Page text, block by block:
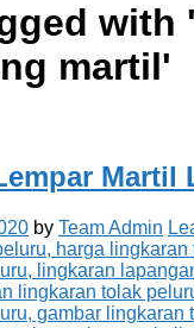
with '
martil'
Martil
by Team Admin